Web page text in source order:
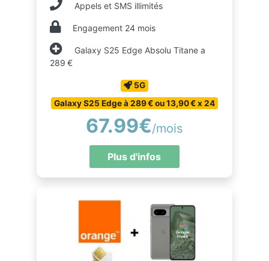
Appels et SMS illimités
Engagement 24 mois
Galaxy S25 Edge Absolu Titane a
289 €
5G
Galaxy S25 Edge à 289 € ou 13,90 € x 24
67.99€/mois
Plus d'infos